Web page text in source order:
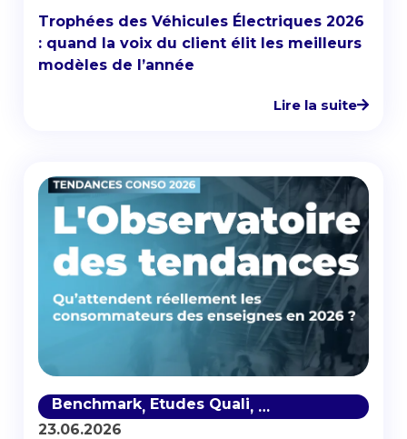
Trophées des Véhicules Électriques 2026
: quand la voix du client élit les meilleurs
modèles de l’année
Lire la suite
Benchmark, Etudes Quali,
Satisfaction client
23.06.2026